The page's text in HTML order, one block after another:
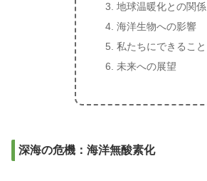
地球温暖化との関係
海洋生物への影響
私たちにできること
未来への展望
深海の危機：海洋無酸素化